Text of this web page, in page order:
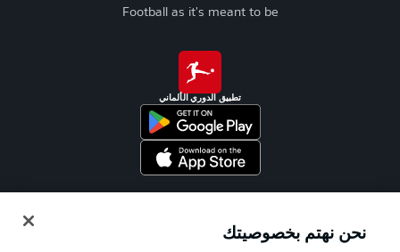
Football as it's meant to be
تطبيق الدوري الألماني
نحن نهتم بخصوصيتك